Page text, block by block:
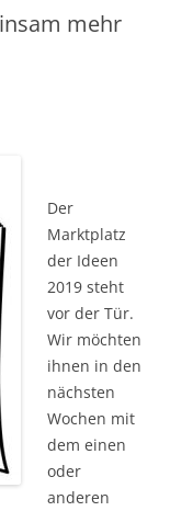
mehr
Der
Marktplatz
der Ideen
2019 steht
vor der Tür.
Wir möchten
ihnen in den
nächsten
Wochen mit
dem einen
oder
anderen